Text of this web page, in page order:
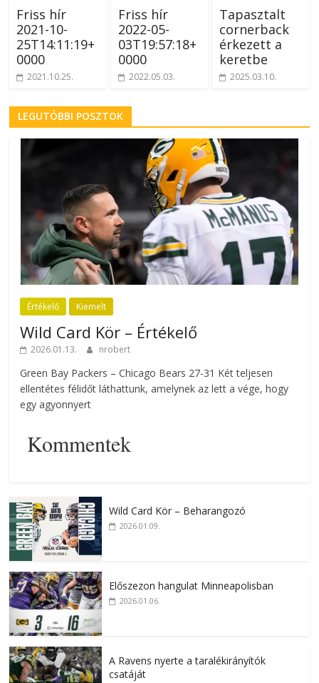
Friss hír
2021-10-
25T14:11:19+
0000
2021.10.25.
Friss hír
2022-05-
03T19:57:18+
0000
2022.05.03.
Tapasztalt
cornerback
érkezett a
keretbe
2025.03.10.
LEGUTÓBBI POSZTOK
Értékelő Kiemelt
Wild Card Kör – Értékelő
2026.01.13. nrobert
Green Bay Packers – Chicago Bears 27-31 Két teljesen
ellentétes félidőt láthattunk, amelynek az lett a vége, hogy
egy agyonnyert
Kommentek
Wild Card Kör – Beharangozó
2026.01.09.
Előszezon hangulat Minneapolisban
2026.01.06.
A Ravens nyerte a taralékirányítók
csatáját